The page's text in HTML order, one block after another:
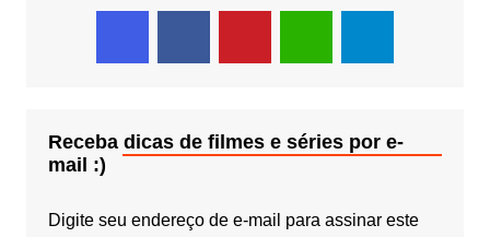
Receba dicas de filmes e séries por e-
mail :)
Digite seu endereço de e-mail para assinar este